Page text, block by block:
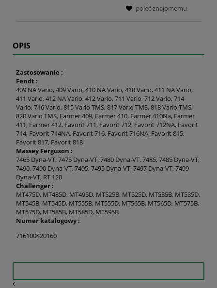
poleć znajomemu
OPIS
Zastosowanie :
Fendt :
409 NA Vario, 409 Vario, 410 NA Vario, 410 Vario, 411 NA Vario,
411 Vario, 412 NA Vario, 412 Vario, 711 Vario, 712 Vario, 714
Vario, 716 Vario, 815 Vario TMS, 817 Vario TMS, 818 Vario TMS,
820 Vario TMS, Farmer 409, Farmer 410, Farmer 410Na, Farmer
411, Farmer 412, Favorit 711, Favorit 712, Favorit 712NA, Favorit
714, Favorit 714NA, Favorit 716, Favorit 716NA, Favorit 815,
Favorit 817, Favorit 818
MasseyFerguson :
7465 Dyna-VT, 7475 Dyna-VT, 7480 Dyna-VT, 7485, 7485 Dyna-VT,
7490, 7490 Dyna-VT, 7495, 7495 Dyna-VT, 7497 Dyna-VT, 7499
Dyna-VT, RT 120
Challenger :
MT475D, MT485D, MT495D, MT525B, MT525D, MT535B, MT535D,
MT545B, MT545D, MT555B, MT555D, MT565B, MT565D, MT575B,
MT575D, MT585B, MT585D, MT595B
Numer katalogowy :
716100420160